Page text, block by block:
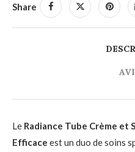
Share
Le Radiance Tube Crème et
Efficace est un duo de soins